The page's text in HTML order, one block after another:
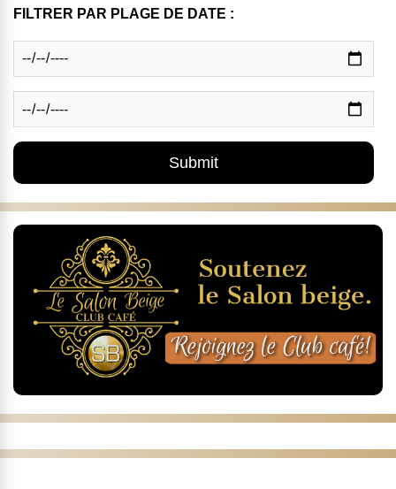
FILTRER PAR PLAGE DE DATE :